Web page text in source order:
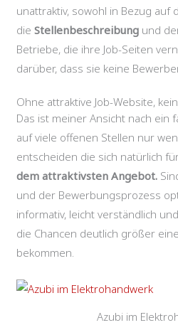
unattraktiv, sowohl in Bezug auf
dieStellenbeschreibung und
Betriebe, die ihre Job-Seiten
darüber, dass sie keine
Ohne attraktive Job-Website,
Das ist meiner Ansicht nach ein
auf viele offenen Stellen nur
entscheiden die sich natürlich
dem attraktivsten Angebot.
und der Bewerbungsprozess
informativ, leicht verständlich
die Chancen deutlich größer
bekommen.
Azubi im